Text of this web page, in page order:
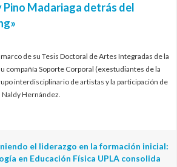
Madariaga detrás del
de su Tesis Doctoral de Artes Integradas de la
compañía Soporte Corporal (exestudiantes de la
interdisciplinario de artistas y la participación de
Naldy Hernández.
el liderazgo en la formación inicial:
en Educación Física UPLA consolida